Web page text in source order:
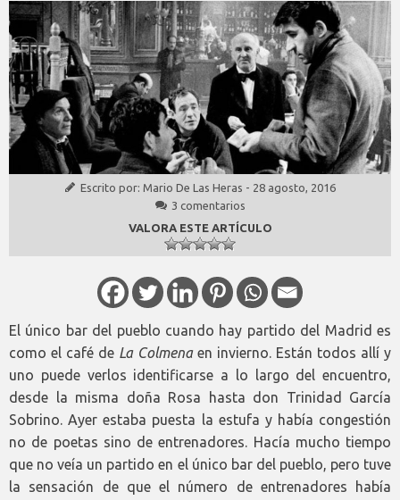
Escrito por: Mario De Las Heras - 28 agosto, 2016
3 comentarios
VALORA ESTE ARTÍCULO
El único bar del pueblo cuando hay partido del Madrid es
como el café de La Colmenaen invierno. Están todos allí y
uno puede verlos identificarse a lo largo del encuentro,
desde la misma doña Rosa hasta don Trinidad García
Sobrino. Ayer estaba puesta la estufa y había congestión
no de poetas sino de entrenadores. Hacía mucho tiempo
que no veía un partido en el único bar del pueblo, pero tuve
la sensación de que el número de entrenadores había